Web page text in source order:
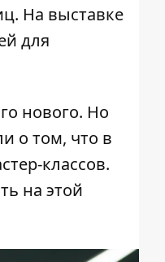
На выставке
для
нового. Но
о том, что в
классов.
на этой